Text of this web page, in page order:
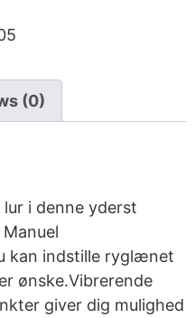
(0)
i denne yderst
kan indstille ryglænet
ønske.Vibrerende
giver dig mulighed